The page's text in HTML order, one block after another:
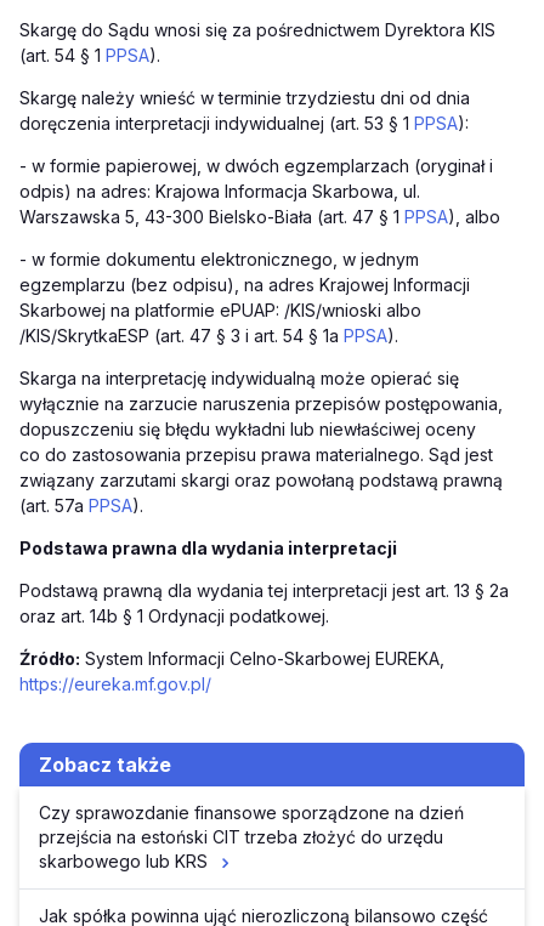
Skargę do Sądu wnosi się za pośrednictwem Dyrektora KIS
(art. 54 § 1 PPSA).
Skargę należy wnieść w terminie trzydziestu dni od dnia
doręczenia interpretacji indywidualnej (art. 53 § 1 PPSA):
- w formie papierowej, w dwóch egzemplarzach (oryginał i
odpis) na adres: Krajowa Informacja Skarbowa, ul.
Warszawska 5, 43-300 Bielsko-Biała (art. 47 § 1 PPSA), albo
- w formie dokumentu elektronicznego, w jednym
egzemplarzu (bez odpisu), na adres Krajowej Informacji
Skarbowej na platformie ePUAP: /KIS/wnioski albo
/KIS/SkrytkaESP (art. 47 § 3 i art. 54 § 1a PPSA).
Skarga na interpretację indywidualną może opierać się
wyłącznie na zarzucie naruszenia przepisów postępowania,
dopuszczeniu się błędu wykładni lub niewłaściwej oceny
co do zastosowania przepisu prawa materialnego. Sąd jest
związany zarzutami skargi oraz powołaną podstawą prawną
(art. 57a PPSA).
Podstawa prawna dla wydania interpretacji
Podstawą prawną dla wydania tej interpretacji jest art. 13 § 2a
oraz art. 14b § 1 Ordynacji podatkowej.
Źródło: System Informacji Celno-Skarbowej EUREKA,
https://eureka.mf.gov.pl/
Zobacz także
Czy sprawozdanie finansowe sporządzone na dzień
przejścia na estoński CIT trzeba złożyć do urzędu
skarbowego lub KRS
Jak spółka powinna ująć nierozliczoną bilansowo część